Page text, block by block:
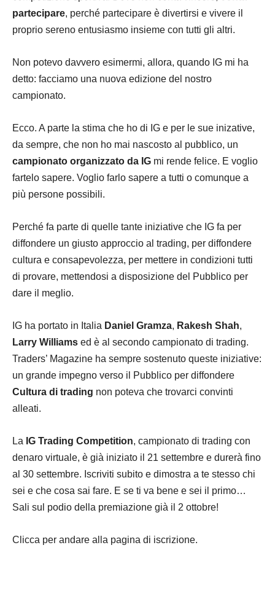
partecipare, perché partecipare è divertirsi e vivere il
proprio sereno entusiasmo insieme con tutti gli altri.
Non potevo davvero esimermi, allora, quando IG mi ha
detto: facciamo una nuova edizione del nostro
campionato.
Ecco. A parte la stima che ho di IG e per le sue inizative,
da sempre, che non ho mai nascosto al pubblico, un
campionato organizzato da IG mi rende felice. E voglio
fartelo sapere. Voglio farlo sapere a tutti o comunque a
più persone possibili.
Perché fa parte di quelle tante iniziative che IG fa per
diffondere un giusto approccio al trading, per diffondere
cultura e consapevolezza, per mettere in condizioni tutti
di provare, mettendosi a disposizione del Pubblico per
dare il meglio.
IG ha portato in Italia Daniel Gramza, Rakesh Shah,
Larry Williams ed è al secondo campionato di trading.
Traders’ Magazine ha sempre sostenuto queste iniziative:
un grande impegno verso il Pubblico per diffondere
Cultura di trading non poteva che trovarci convinti
alleati.
La IG Trading Competition, campionato di trading con
denaro virtuale, è già iniziato il 21 settembre e durerà fino
al 30 settembre. Iscriviti subito e dimostra a te stesso chi
sei e che cosa sai fare. E se ti va bene e sei il primo…
Sali sul podio della premiazione già il 2 ottobre!
Clicca per andare alla pagina di iscrizione.